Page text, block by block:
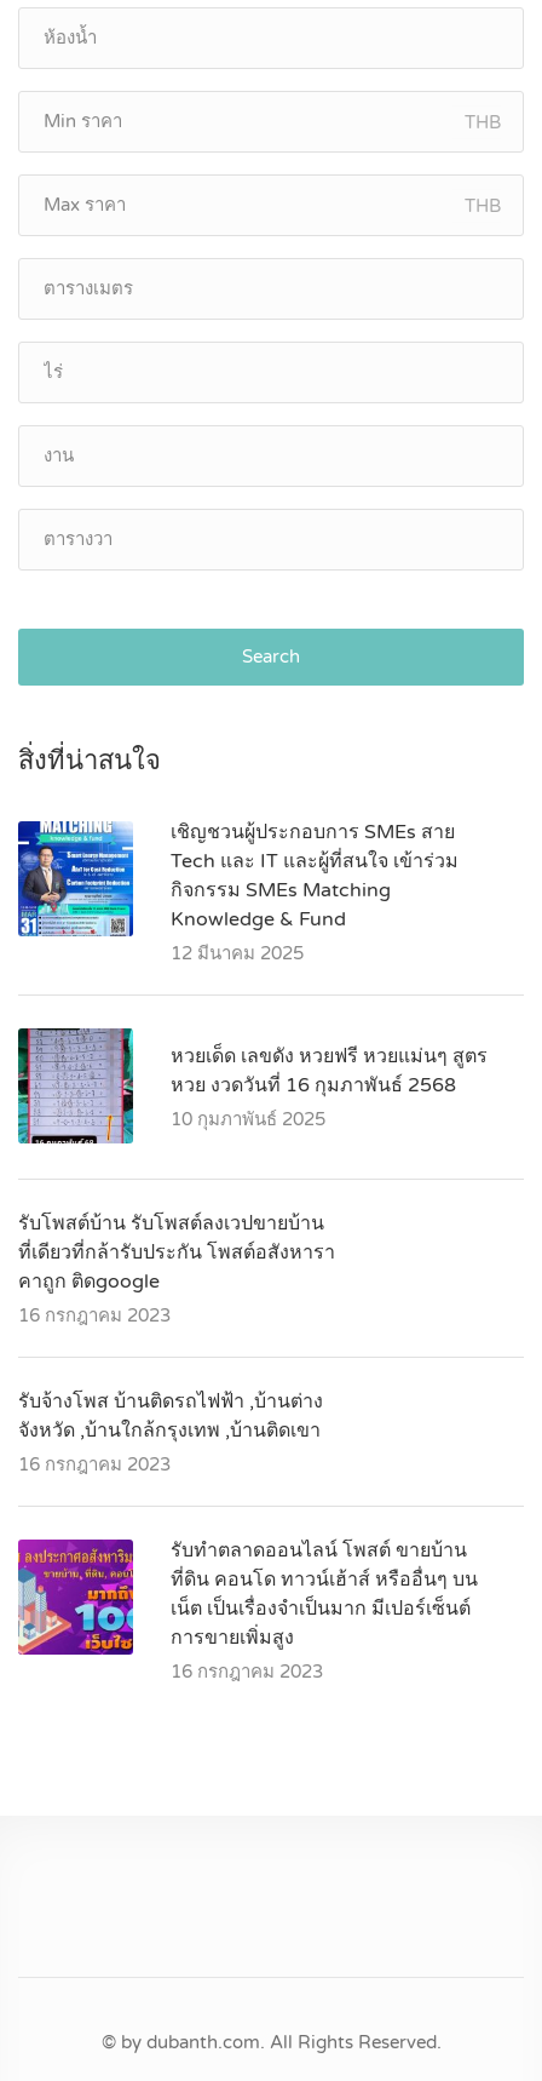
THB
THB
Search
สิ่งที่น่าสนใจ
เชิญชวนผู้ประกอบการ SMEs สาย
Tech และ IT และผู้ที่สนใจ เข้าร่วม
กิจกรรม SMEs Matching
Knowledge & Fund
12 มีนาคม 2025
หวยเด็ด เลขดัง หวยฟรี หวยแม่นๆ สูตร
หวย งวดวันที่ 16 กุมภาพันธ์ 2568
10 กุมภาพันธ์ 2025
รับโพสต์บ้าน รับโพสต์ลงเวปขายบ้าน
ที่เดียวที่กล้ารับประกัน โพสต์อสังหารา
คาถูก ติดgoogle
16 กรกฎาคม 2023
รับจ้างโพส บ้านติดรถไฟฟ้า ,บ้านต่าง
จังหวัด ,บ้านใกล้กรุงเทพ ,บ้านติดเขา
16 กรกฎาคม 2023
รับทำตลาดออนไลน์ โพสต์ ขายบ้าน
ที่ดิน คอนโด ทาวน์เฮ้าส์ หรืออื่นๆ บน
เน็ต เป็นเรื่องจำเป็นมาก มีเปอร์เซ็นต์
การขายเพิ่มสูง
16 กรกฎาคม 2023
© by dubanth.com. All Rights Reserved.